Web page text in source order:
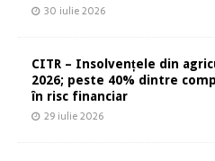
30 iulie 2026
CITR – Insolvențele din
2026; peste 40% dintre
în risc financiar
29 iulie 2026